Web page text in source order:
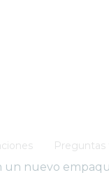
un nuevo